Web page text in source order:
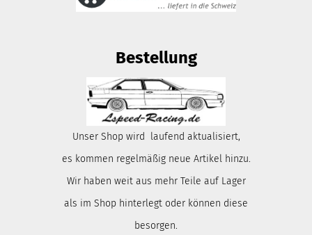
Bestellung
Unser Shop wird laufend aktualisiert,
es kommen regelmäßig neue Artikel hinzu.
Wir haben weit aus mehr Teile auf Lager
als im Shop hinterlegt oder können diese
besorgen.